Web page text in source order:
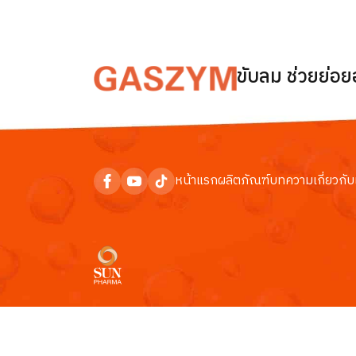
ขับลม ช่วยย่อ
หน้าแรกผลิตภัณฑ์บทความเกี่ยวกับ